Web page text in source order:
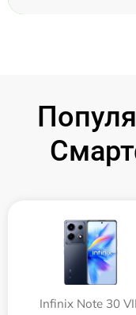
Infinix Note 30